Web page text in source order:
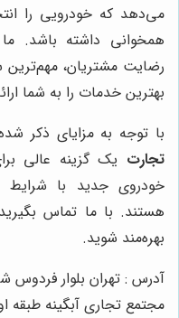
می‌دهد که خودرویی را
همخوانی داشته باشد.
رضایت مشتریان، مهم‌ترین
بهترین خدمات را به شما
با توجه به مزایای ذکر
تجارت یک گزینه عالی
خودروی جدید با
هستند. با ما تماس
بهره‌مند شوید.
آدرس : تهران بلوار فردوس
مجتمع تجاری آبگینه طبقه